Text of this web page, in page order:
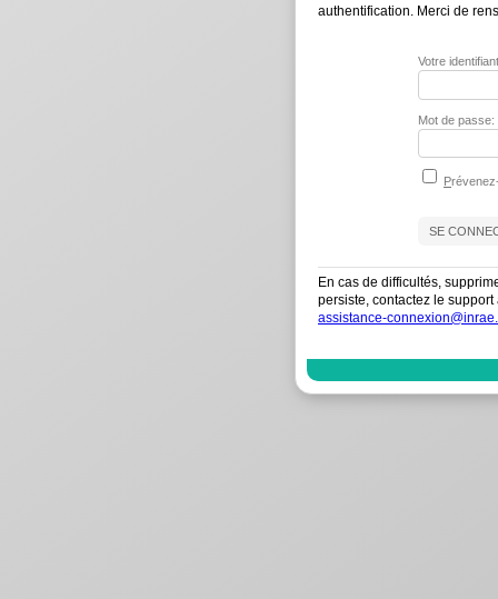
authentification. Merci de
Votre
Mot de passe:
P
En cas de difficultés,
persiste, contactez le
assistance-